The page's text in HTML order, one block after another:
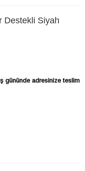
Destekli Siyah
gününde adresinize teslim